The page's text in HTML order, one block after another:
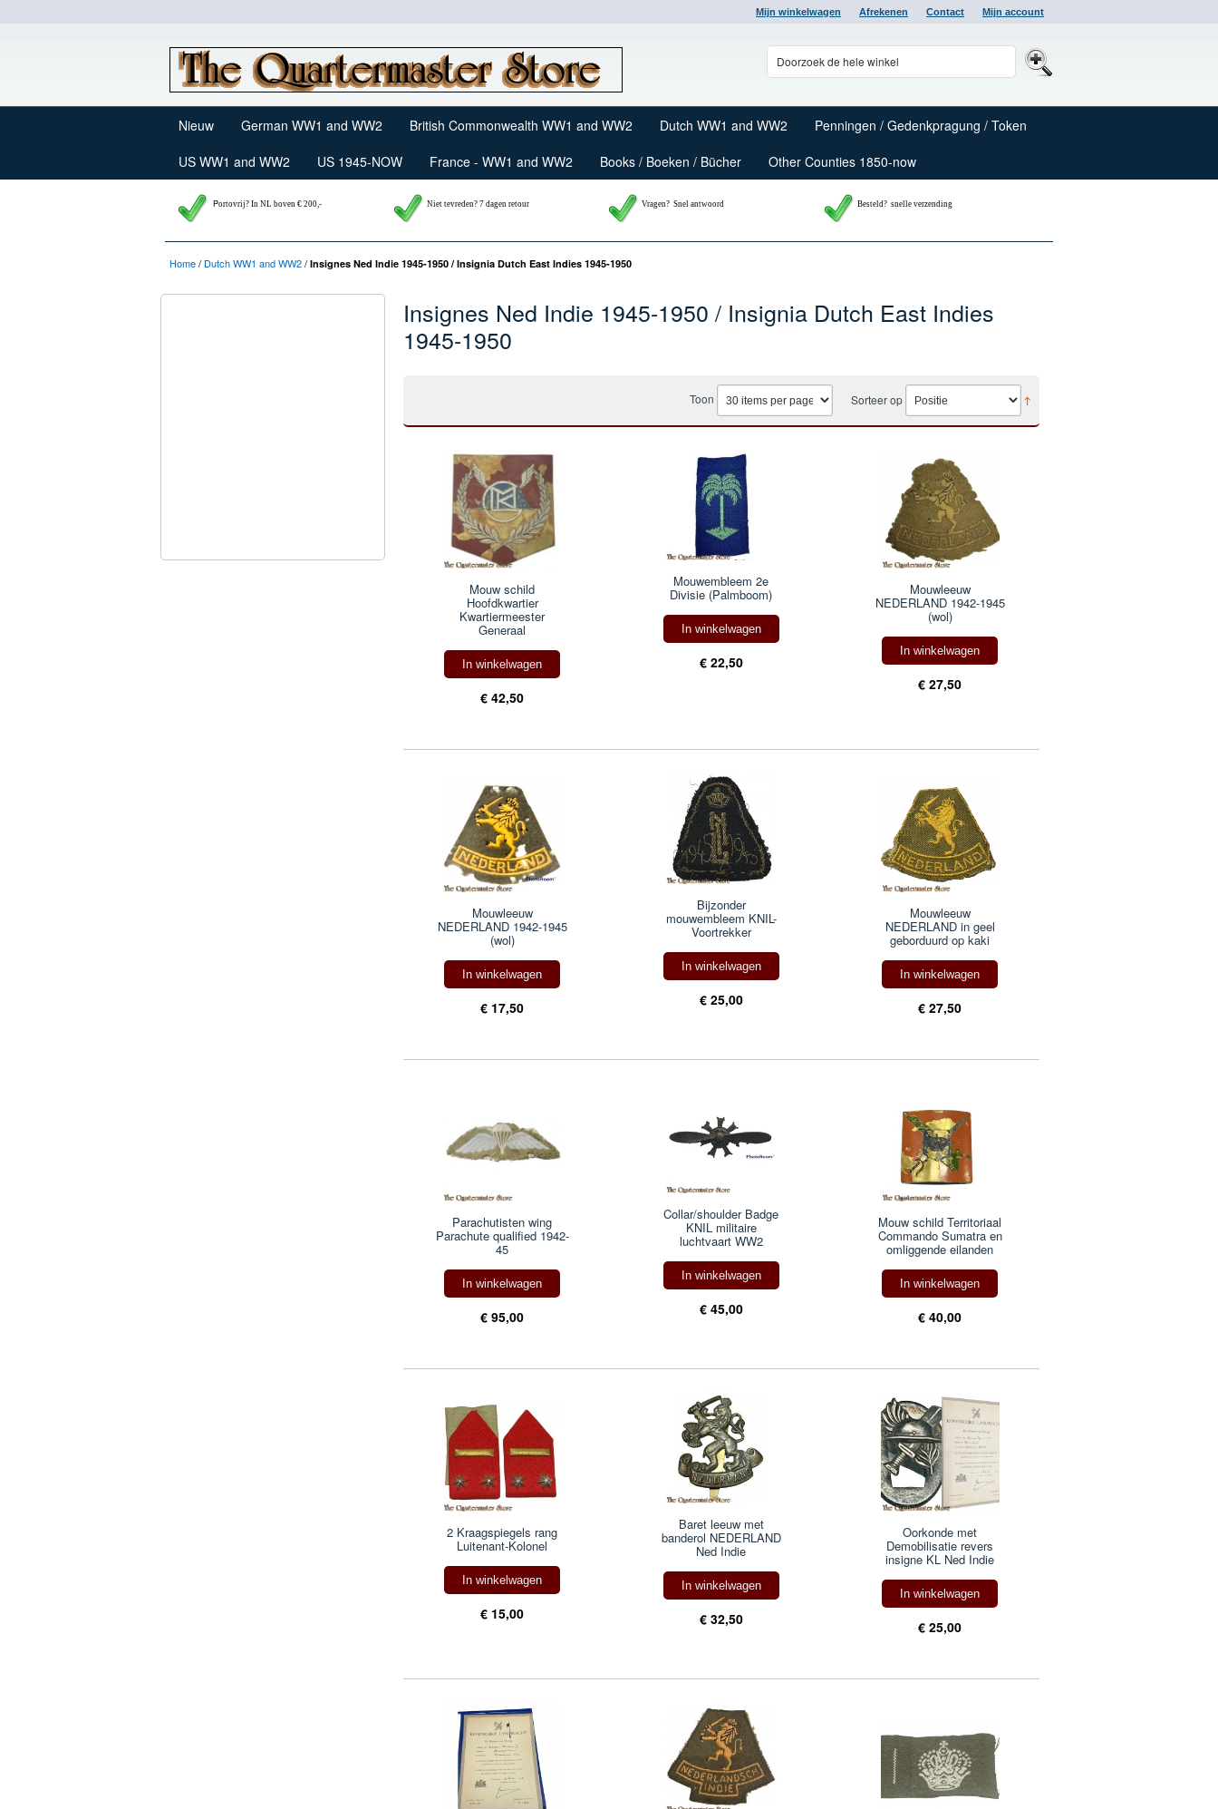
Mijn winkelwagen Afrekenen Contact Mijn account
Nieuw German WW1 and WW2 British Commonwealth WW1 and WW2 Dutch WW1 and WW2
Penningen / Gedenkpragung / Token
US WW1 and WW2
US 1945-NOW France - WW1 and WW2 Books / Boeken / Bücher Other Counties 1850-now
Portovrij? In NL boven € 200,- Niet tevreden? 7 dagen retour Vragen? Snel antwoord Besteld? snelle verzending
Home/ Dutch WW1 and WW2/ Insignes Ned Indie 1945-1950 / Insignia Dutch East Indies 1945-1950
Insignes Ned Indie 1945-1950 / Insignia Dutch East Indies
1945-1950
Sorteer op
Toon
Mouw schild
Hoofdkwartier
Kwartiermeester
Generaal
In winkelwagen
€ 42,50
Mouwembleem 2e
Divisie (Palmboom)
In winkelwagen
€ 22,50
Mouwleeuw
NEDERLAND 1942-1945
(wol)
In winkelwagen
€ 27,50
Mouwleeuw
NEDERLAND 1942-1945
(wol)
In winkelwagen
€ 17,50
Bijzonder
mouwembleem KNIL-
Voortrekker
In winkelwagen
€ 25,00
Mouwleeuw
NEDERLAND in geel
geborduurd op kaki
In winkelwagen
€ 27,50
Parachutisten wing
Parachute qualified 1942-
45
In winkelwagen
€ 95,00
Collar/shoulder Badge
KNIL militaire
luchtvaart WW2
In winkelwagen
€ 45,00
Mouw schild Territoriaal
Commando Sumatra en
omliggende eilanden
In winkelwagen
€ 40,00
2 Kraagspiegels rang
Luitenant-Kolonel
In winkelwagen
€ 15,00
Baret leeuw met
banderol NEDERLAND
Ned Indie
In winkelwagen
€ 32,50
Oorkonde met
Demobilisatie revers
insigne KL Ned Indie
In winkelwagen
€ 25,00